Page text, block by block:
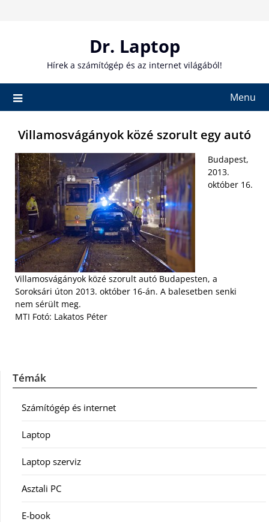
Dr. Laptop
Hírek a számítógép és az internet világából!
Menu
Villamosvágányok közé szorult egy autó
Budapest,
2013.
október 16.
Villamosvágányok közé szorult autó Budapesten, a
Soroksári úton 2013. október 16-án. A balesetben senki
nem sérült meg.
MTI Fotó: Lakatos Péter
Témák
Számítógép és internet
Laptop
Laptop szerviz
Asztali PC
E-book